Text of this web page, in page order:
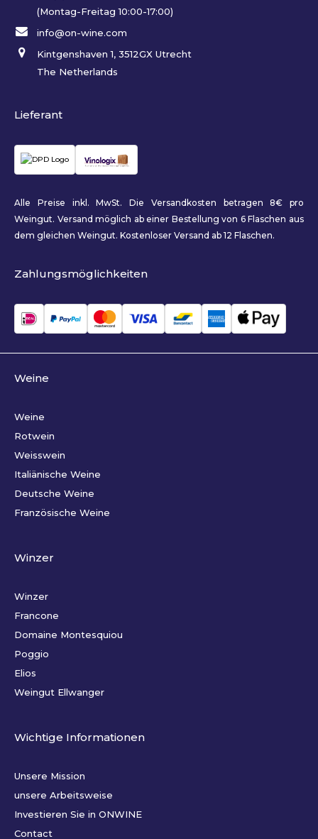
(Montag-Freitag 10:00-17:00)
info@on-wine.com
Kintgenshaven 1, 3512GX Utrecht
The Netherlands
Lieferant
Alle Preise inkl. MwSt. Die Versandkosten betragen 8€ pro
Weingut. Versand möglich ab einer Bestellung von 6 Flaschen aus
dem gleichen Weingut. Kostenloser Versand ab 12 Flaschen.
Zahlungsmöglichkeiten
Weine
Weine
Rotwein
Weisswein
Italiänische Weine
Deutsche Weine
Französische Weine
Winzer
Winzer
Francone
Domaine Montesquiou
Poggio
Elios
Weingut Ellwanger
Wichtige Informationen
Unsere Mission
unsere Arbeitsweise
Investieren Sie in ONWINE
Contact